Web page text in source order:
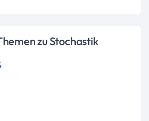
zu Stochastik